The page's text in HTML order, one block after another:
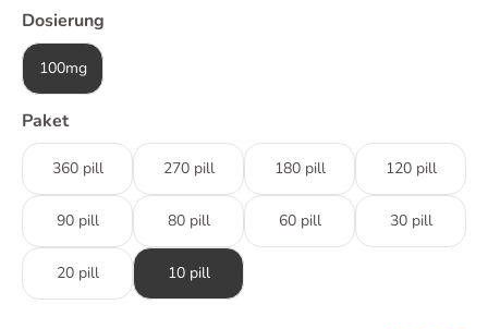
Dosierung
100mg
Paket
360 pill 270 pill 180 pill 120 pill
90 pill 80 pill 60 pill 30 pill
20 pill 10 pill